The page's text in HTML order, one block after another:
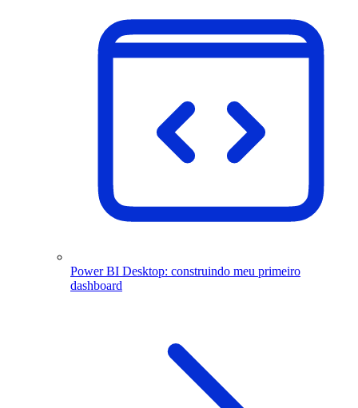
Power BI Desktop: construindo meu primeiro
dashboard